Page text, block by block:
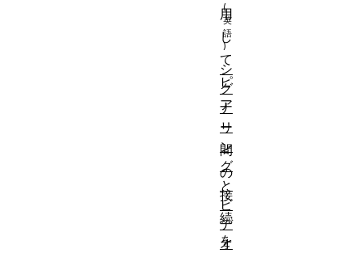
用
し
て
ピ
ア
ー
間
の
接
続
を
シ
グ
ナ
リ
ン
グ
と
ビ
デ
オ